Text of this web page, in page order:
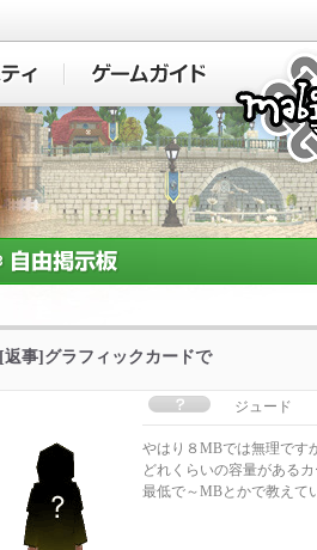
[返事]グラフィックカードで
ジュード
やはり８MBでは無理です
どれくらいの容量がある
最低で～MBとかで教えて